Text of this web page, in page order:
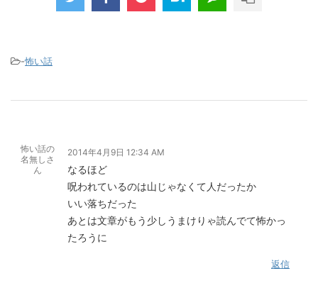
-怖い話
怖い話の
名無しさ
ん
2014年4月9日 12:34 AM
なるほど
呪われているのは山じゃなくて人だったか
いい落ちだった
あとは文章がもう少しうまけりゃ読んでて怖かっ
たろうに
返信